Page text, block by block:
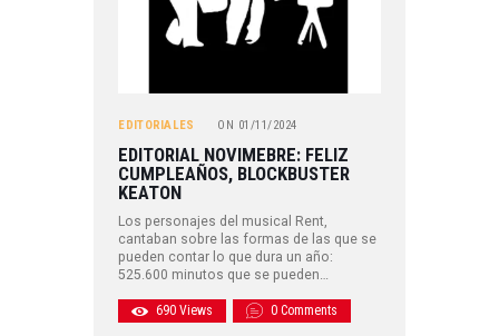
EDITORIALES ON 01/11/2024
EDITORIAL NOVIMEBRE: FELIZ
CUMPLEAÑOS, BLOCKBUSTER
KEATON
Los personajes del musical Rent,
cantaban sobre las formas de las que se
pueden contar lo que dura un año:
525.600 minutos que se pueden…
690 Views 0 Comments